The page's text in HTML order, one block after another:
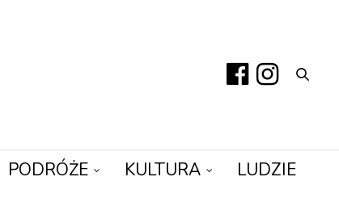
PODRÓŻE KULTURA LUDZIE